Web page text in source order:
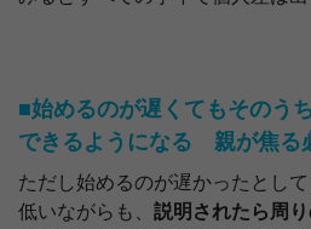
■始めるのが遅くてもそのう
できるようになる 親が焦る
ただし始めるのが遅かったとし
低いながらも、 説明されたら周